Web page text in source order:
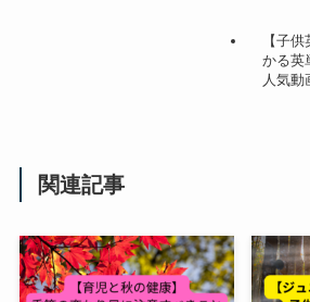
【子
かる英
人気動
関連記事